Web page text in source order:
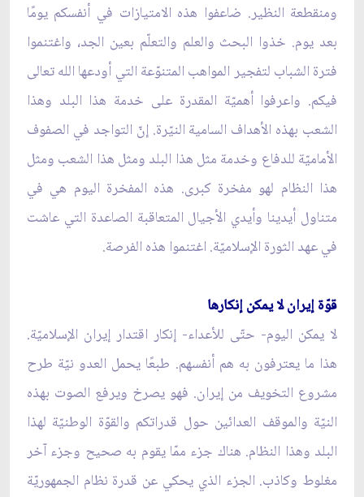
ومنقطعة النظير. ضاعفوا هذه الامتيازات في أنفسكم يومًا
بعد يوم. خذوا البحث والعلم والتعلّم بعين الجد، واغتنموا
فترة الشباب لتفجير المواهب المتنوّعة التي أودعها الله تعالى
فيكم. واعرفوا أهميّة المقدرة على خدمة هذا البلد وهذا
الشعب بهذه الأهداف السامية النيّرة. إنّ التواجد في الصفوف
الأماميّة للدفاع وخدمة مثل هذا البلد ومثل هذا الشعب ومثل
هذا النظام لهو مفخرة كبرى. هذه المفخرة اليوم هي في
متناول أيدينا وأيدي الأجيال المتعاقبة الصاعدة التي عاشت
في عهد الثورة الإسلاميّة. اغتنموا هذه الفرصة.
قوّة إيران لا يمكن إنكارها
لا يمكن اليوم- حتّى للأعداء- إنكار اقتدار إيران الإسلاميّة.
هذا ما يعترفون به هم أنفسهم. طبعًا يحمل العدو نيّة طرح
مشروع التخويف من إيران. فهو يصرخ ويرفع الصوت بهذه
النيّة والموقف العدائين حول قدراتكم والقوّة الوطنيّة لهذا
البلد وهذا النظام. هناك جزء ممّا يقوم به صحيح وجزء آخر
مغلوط وكاذب. الجزء الذي يحكي عن قدرة نظام الجمهوريّة